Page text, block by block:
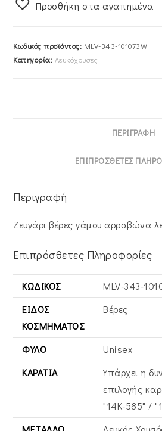
Προσθήκη στα αγαπημένα
Κωδικός προϊόντος: MLV-343-101073W
Κατηγορία: Λευκόχρυσες
ΠΕΡΙΓΡΑΦΉ
ΕΠΙΠΡΌΣΘΕΤΕΣ
Περιγραφή
Ζευγάρι βέρες γάμου αρραβώνα
Επιπρόσθετες Πληροφορίες
ΚΩΔΙΚΌΣ
MLV-343-
ΕΊΔΟΣ
ΚΟΣΜΉΜΑΤΟΣ
Βέρες
ΦΎΛΟ
Unisex
ΚΑΡΆΤΙΑ
Υπάρχει η
επιλογής
"14Κ-585" /